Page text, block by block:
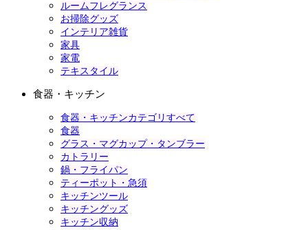
ルームフレグランス
お掃除グッズ
インテリア雑貨
家具
家電
テキスタイル
食器・キッチン
食器・キッチンカテゴリすべて
食器
グラス・マグカップ・タンブラー
カトラリー
鍋・フライパン
ティーポット・急須
キッチンツール
キッチングッズ
キッチン収納